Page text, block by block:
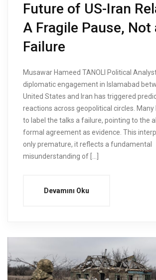
Future of US-Iran
A Fragile Pause, Not
Failure
Musawar Hameed TANOLI Political
diplomatic engagement in Islamabad
United States and Iran has triggered
reactions across geopolitical circles. Many
to label the talks a failure, pointing to the
formal agreement as evidence. This
only premature, it reflects a fundamental
misunderstanding of […]
Devamını Oku